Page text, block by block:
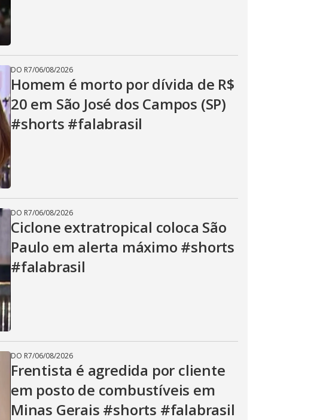
DO R7/06/08/2026
Homem é morto por dívida de R$
20 em São José dos Campos (SP)
#shorts #falabrasil
DO R7/06/08/2026
Ciclone extratropical coloca São
Paulo em alerta máximo #shorts
#falabrasil
DO R7/06/08/2026
Frentista é agredida por cliente
em posto de combustíveis em
Minas Gerais #shorts #falabrasil